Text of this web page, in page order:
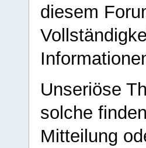
diesem
Unseriöse
solche
Mitteilung